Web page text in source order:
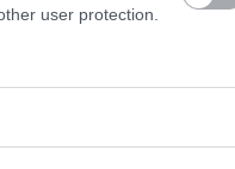
user protection.